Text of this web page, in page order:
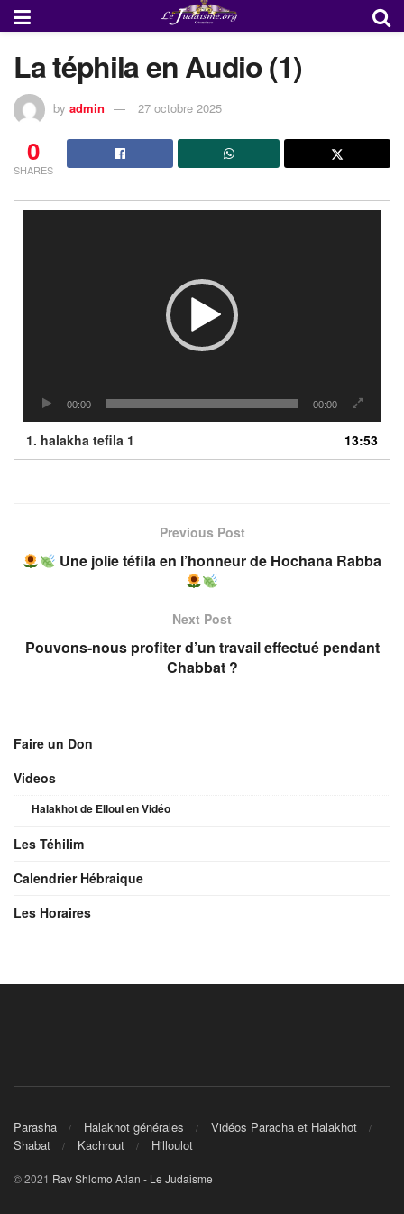
La téphila en Audio (1)
by admin 27 octobre 2025
0
SHARES
00:00 00:00
1. halakha tefila 1 13:53
Previous Post
Une jolie téfila en l’honneur de Hochana Rabba
Next Post
Pouvons-nous profiter d’un travail effectué pendant
Chabbat ?
Faire un Don
Videos
Halakhot de Elloul en Vidéo
Les Téhilim
Calendrier Hébraique
Les Horaires
Parasha Halakhot générales
Vidéos Paracha et Halakhot
Shabat
Kachrout Hilloulot
© 2021 Rav Shlomo Atlan - Le Judaisme